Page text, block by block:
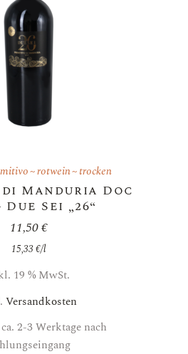
rotwein trocken
Manduria Doc
Due Sei „26“
11,50€
15,33 €/l
19 % MwSt.
Versandkosten
2-3 Werktage nach